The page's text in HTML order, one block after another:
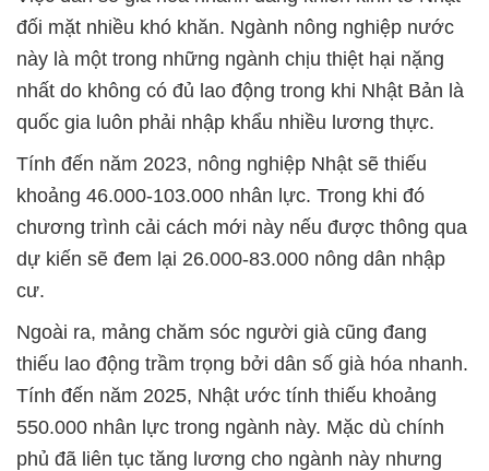
đối mặt nhiều khó khăn. Ngành nông nghiệp nước
này là một trong những ngành chịu thiệt hại nặng
nhất do không có đủ lao động trong khi Nhật Bản là
quốc gia luôn phải nhập khẩu nhiều lương thực.
Tính đến năm 2023, nông nghiệp Nhật sẽ thiếu
khoảng 46.000-103.000 nhân lực. Trong khi đó
chương trình cải cách mới này nếu được thông qua
dự kiến sẽ đem lại 26.000-83.000 nông dân nhập
cư.
Ngoài ra, mảng chăm sóc người già cũng đang
thiếu lao động trầm trọng bởi dân số già hóa nhanh.
Tính đến năm 2025, Nhật ước tính thiếu khoảng
550.000 nhân lực trong ngành này. Mặc dù chính
phủ đã liên tục tăng lương cho ngành này nhưng